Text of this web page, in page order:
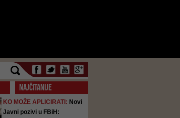
NAJČITANIJE
KO MOŽE APLICIRATI: Novi
Javni pozivi u FBiH: